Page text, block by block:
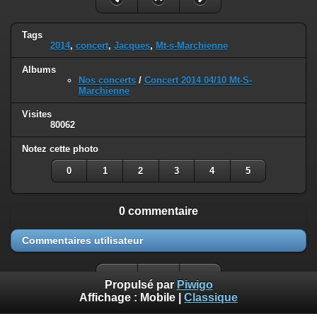
Tags
2014, concert, Jacques, Mt-s-Marchienne
Albums
Nos concerts / Concert 2014 04/10 Mt-S-
Marchienne
Visites
80062
Notez cette photo
0 1 2 3 4 5
0 commentaire
Commentaires utilisateur
Propulsé par Piwigo
Affichage : Mobile Classique